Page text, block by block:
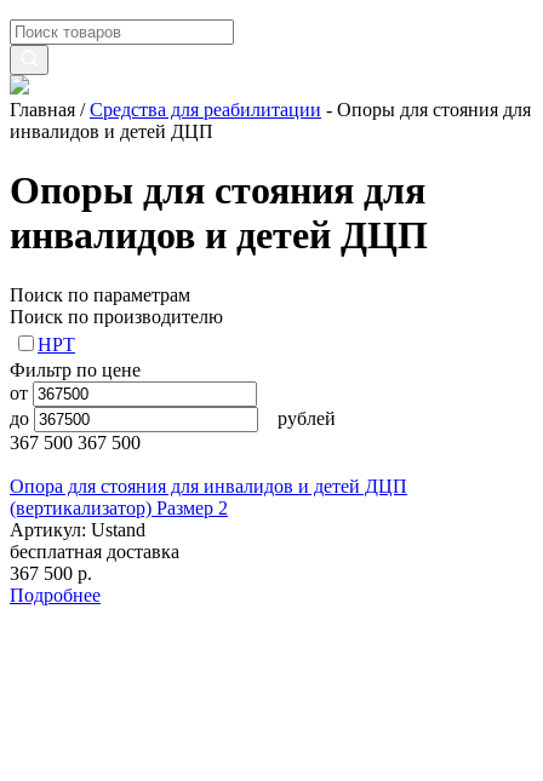
Главная /Средства для реабилитации - Опоры для стояния для
инвалидов и детей ДЦП
Опоры для стояния для
инвалидов и детей ДЦП
Поиск по параметрам
Поиск по производителю
НРТ
Фильтр по цене
от
до
рублей
367 500 367 500
Опора для стояния для инвалидов и детей ДЦП
(вертикализатор) Размер 2
Артикул: Ustand
бесплатная доставка
367 500 р.
Подробнее